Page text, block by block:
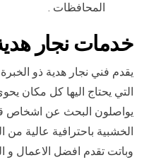
المحافظات .
خدمات نجار
يقدم فني نجار هدية ذو
التي يحتاج اليها كل مكان
يواصلون البحث عن اشخاص
الخشبية باحترافية عالية
وباتت تقدم افضل الاعمال و